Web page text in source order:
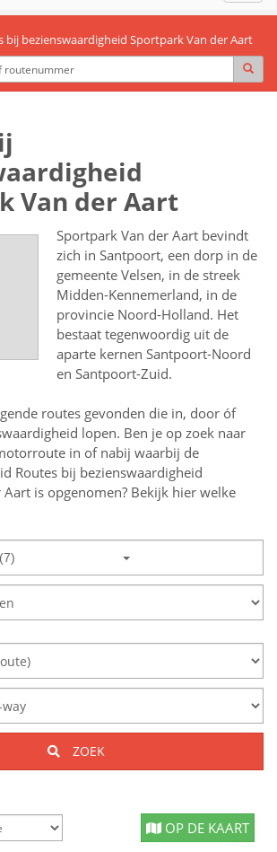
bij bezienswaardigheid Sportpark Van der Aart
Van der Aart
Sportpark Van der Aart bevindt
zich in Santpoort, een dorp in de
gemeente Velsen, in de streek
Midden-Kennemerland, in de
provincie Noord-Holland. Het
bestaat tegenwoordig uit de
aparte kernen Santpoort-Noord
en Santpoort-Zuid.
routes gevonden die in, door óf
lopen. Ben je op zoek naar
in of nabij waarbij de
Routes bij bezienswaardigheid
Aart is opgenomen? Bekijk hier welke
ZOEK
OP DE KAART